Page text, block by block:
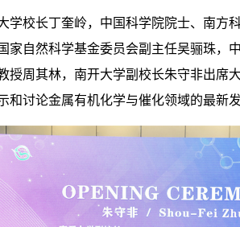
校长丁奎岭，中国科学院院士、南方
家自然科学基金委员会副主任吴骊珠，
授周其林，南开大学副校长朱守非出席
和讨论金属有机化学与催化领域的最新发